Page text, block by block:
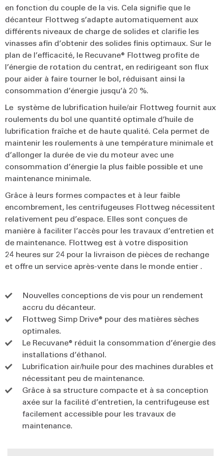
en fonction du couple de la vis. Cela signifie que le
décanteur Flottweg s’adapte automatiquement aux
différents niveaux de charge de solides et clarifie les
vinasses afin d’obtenir des solides finis optimaux. Sur le
plan de l’efficacité, le Recuvane® Flottweg profite de
l’énergie de rotation du centrat, en redirigeant son flux
pour aider à faire tourner le bol, réduisant ainsi la
consommation d’énergie jusqu’à 20 %.
Le système de lubrification huile/air Flottweg fournit aux
roulements du bol une quantité optimale d’huile de
lubrification fraîche et de haute qualité. Cela permet de
maintenir les roulements à une température minimale et
d’allonger la durée de vie du moteur avec une
consommation d’énergie la plus faible possible et une
maintenance minimale.
Grâce à leurs formes compactes et à leur faible
encombrement, les centrifugeuses Flottweg nécessitent
relativement peu d’espace. Elles sont conçues de
manière à faciliter l’accès pour les travaux d’entretien et
de maintenance. Flottweg est à votre disposition
24 heures sur 24 pour la livraison de pièces de rechange
et offre un service après-vente dans le monde entier .
Nouvelles conceptions de vis pour un rendement
accru du décanteur.
Flottweg Simp Drive® pour des matières sèches
optimales.
Le Recuvane® réduit la consommation d’énergie des
installations d’éthanol.
Lubrification air/huile pour des machines durables et
nécessitant peu de maintenance.
Grâce à sa structure compacte et à sa conception
axée sur la facilité d’entretien, la centrifugeuse est
facilement accessible pour les travaux de
maintenance.